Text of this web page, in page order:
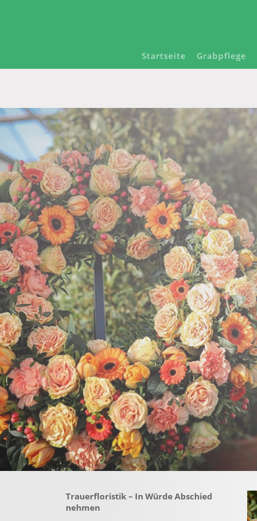
Startseite Grabpflege
Trauerfloristik – In Würde Abschied
nehmen